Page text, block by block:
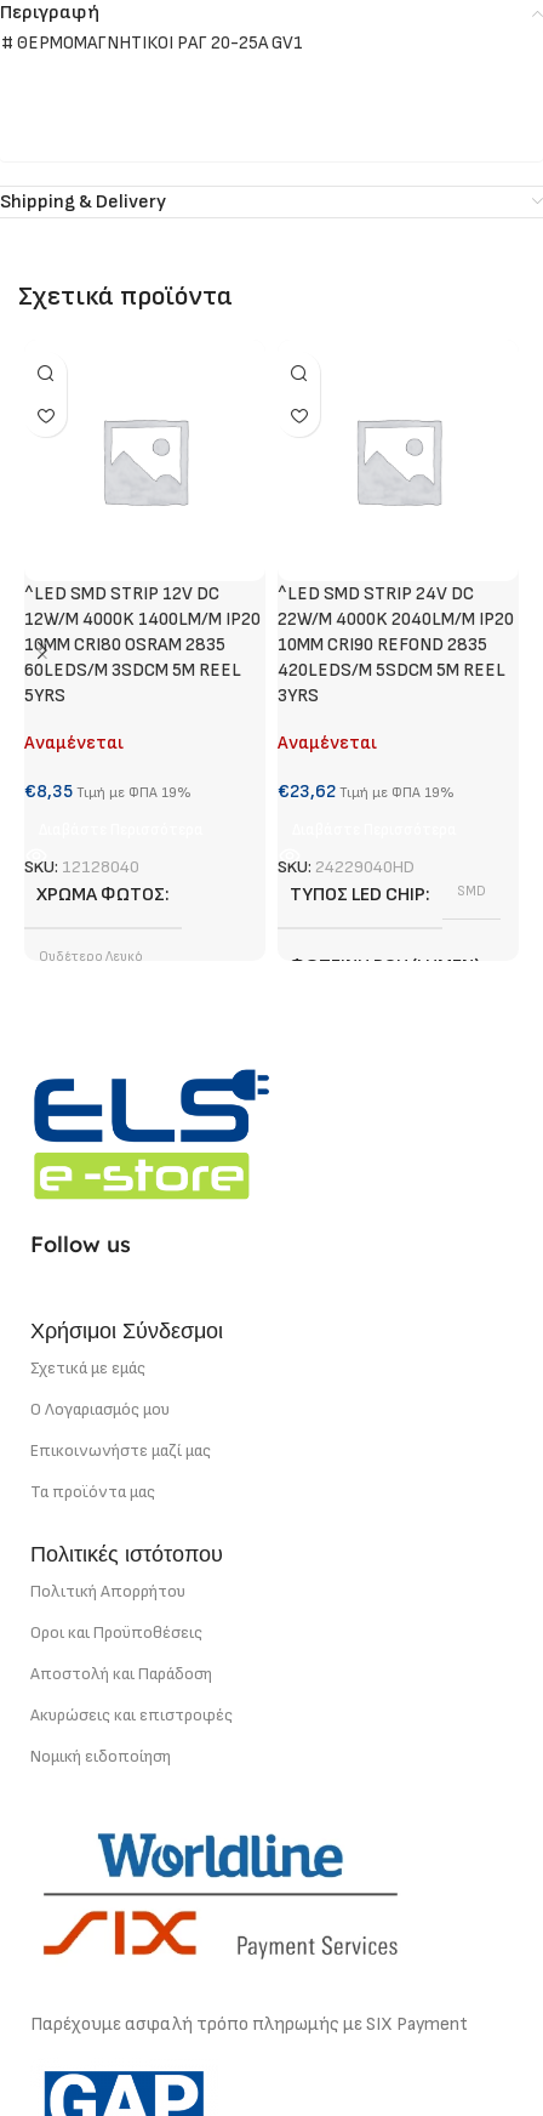
Περιγραφή
# ΘΕΡΜΟΜΑΓΝΗΤΙΚΟΙ ΡΑΓ 20-25Α GV1
Shipping & Delivery
Σχετικά προϊόντα
^LED SMD STRIP 12V DC
12W/M 4000K 1400LM/M IP20
10MM CRI80 OSRAM 2835
60LEDS/M 3SDCM 5M REEL
5YRS
Αναμένεται
€8,35 Τιμή με ΦΠΑ 19%
SKU: 12128040
ΧΡΏΜΑ ΦΩΤΌΣ
Ουδέτερο Λευκό
1400 lm/ m
ΤΎΠΟΣ LED CHIP SMD
^LED SMD STRIP 24V DC
22W/M 4000K 2040LM/M IP20
10MM CRI90 REFOND 2835
420LEDS/M 5SDCM 5M REEL
3YRS
Αναμένεται
€23,62 Τιμή με ΦΠΑ 19%
SKU: 24229040HD
ΤΎΠΟΣ LED CHIP SMD
ΦΩΤΕΙΝΉ ΡΟΉ (LUMEN)
Follow us
Χρήσιμοι Σύνδεσμοι
Σχετικά με εμάς
Ο Λογαριασμός μου
Επικοινωνήστε μαζί μας
Τα προϊόντα μας
Πολιτικές ιστότοπου
Πολιτική Απορρήτου
Οροι και Προϋποθέσεις
Αποστολή και Παράδοση
Ακυρώσεις και επιστροφές
Νομική ειδοποίηση
Παρέχουμε ασφαλή τρόπο πληρωμής με SIX Payment